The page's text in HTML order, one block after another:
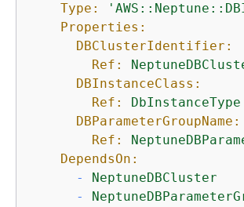
Type:
Properties:
DBClusterIdentifier:
Ref:
DBInstanceClass:
Ref:
DbInstanceType
DBParameterGroupName:
Ref:
DependsOn:
-
NeptuneDBCluster
-